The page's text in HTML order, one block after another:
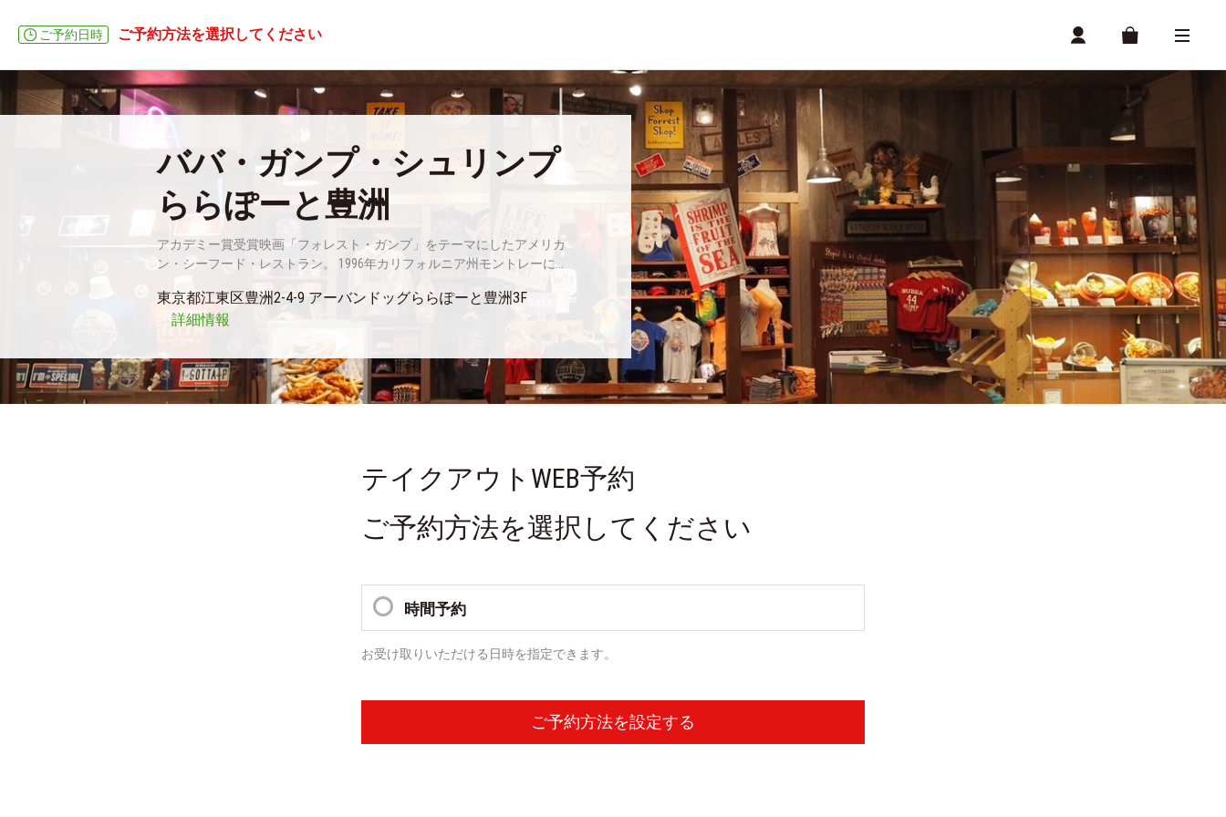
ご予約日時 ご予約方法を選択してください
ババ・ガンプ・シュリンプ
ららぽーと豊洲
アカデミー賞受賞映画「フォレスト・ガンプ」をテーマにしたアメリカ
ン・シーフード・レストラン。 1996年カリフォルニア州モントレーに...
東京都江東区豊洲2-4-9 アーバンドッグららぽーと豊洲3F
詳細情報
テイクアウトWEB予約
ご予約方法を選択してください
時間予約
お受け取りいただける日時を指定できます。
ご予約方法を設定する